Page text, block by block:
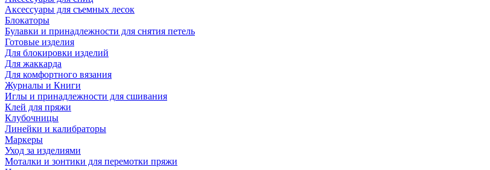
Аксессуары для съемных лесок
Блокаторы
Булавки и принадлежности для снятия петель
Готовые изделия
Для блокировки изделий
Для жаккарда
Для комфортного вязания
Журналы и Книги
Иглы и принадлежности для сшивания
Клей для пряжи
Клубочницы
Линейки и калибраторы
Маркеры
Уход за изделиями
Моталки и зонтики для перемотки пряжи